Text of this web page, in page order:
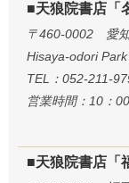
■天狼院書店「
〒460-0002 愛
Hisaya-odori Park
TEL：052-211-
営業時間：10：
■天狼院書店「